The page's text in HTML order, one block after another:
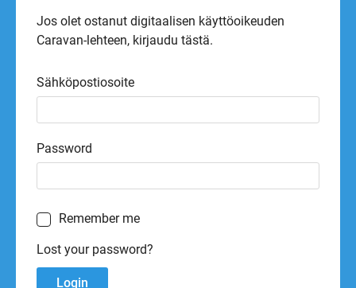
Jos olet ostanut digitaalisen käyttöoikeuden
Caravan-lehteen, kirjaudu tästä.
Sähköpostiosoite
Password
Remember me
Lost your password?